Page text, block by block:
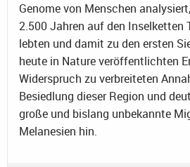
Genome von Menschen
2.500 Jahren auf den Inselketten
lebten und damit zu den ersten
heute in Nature veröffentlichten
Widerspruch zu verbreiteten
Besiedlung dieser Region und
große und bislang unbekannte
Melanesien hin.